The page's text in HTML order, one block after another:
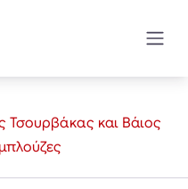
Τσουρβάκας και Βάιος